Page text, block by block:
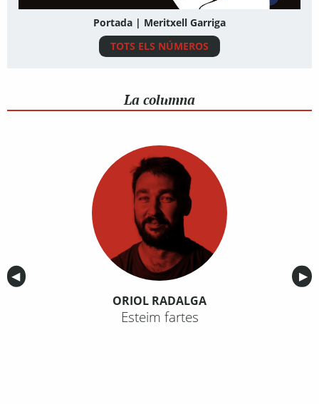
Portada | Meritxell Garriga
TOTS ELS NÚMEROS
La columna
Anterior
◀︎ ▶︎
ORIOL RADALGA
Esteim fartes